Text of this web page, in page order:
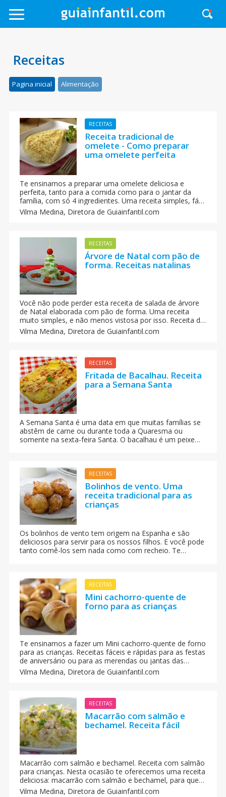
Receitas
Pagina inicial Alimentação
RECEITAS
Receita tradicional de
omelete - Como preparar
uma omelete perfeita
Te ensinamos a preparar uma omelete deliciosa e
perfeita, tanto para a comida como para o jantar da
família, com só 4 ingredientes. Uma receita simples, fácil
e com truques para a sua omelete saia perfeita e possa
surpreender os seus filhos e a toda a família. Siga a
arrependerá.
Vilma Medina, Diretora de Guiainfantil.com
RECEITAS
Árvore de Natal com pão de
forma. Receitas natalinas
Você não pode perder esta receita de salada de árvore
de Natal elaborada com pão de forma. Uma receita
muito simples, e não menos vistosa por isso. Receita de
Natal caseira para elaborar com a ajuda das crianças.
Na cozinha, as crianças podem aprender muito.
Vilma Medina, Diretora de Guiainfantil.com
RECEITAS
Fritada de Bacalhau. Receita
para a Semana Santa
A Semana Santa é uma data em que muitas famílias se
abstêm de carne ou durante toda a Quaresma ou
somente na sexta-feira Santa. O bacalhau é um peixe
RECEITAS
Bolinhos de vento. Uma
receita tradicional para as
crianças
Os bolinhos de vento tem origem na Espanha e são
deliciosos para servir para os nossos filhos. E você pode
tanto comê-los sem nada como com recheio. Te
RECEITAS
Mini cachorro-quente de
forno para as crianças
Te ensinamos a fazer um Mini cachorro-quente de forno
para as crianças. Receitas fáceis e rápidas para as festas
de aniversário ou para as merendas ou jantas das
crianças. Receitas para um pic-nic com as crianças.
Receitas para pic-nic com a família. Receitas fáceis e
Vilma Medina, Diretora de Guiainfantil.com
RECEITAS
Macarrão com salmão e
bechamel. Receita fácil
Macarrão com salmão e bechamel. Receita com salmão
para crianças. Nesta ocasião te oferecemos uma receita
deliciosa: macarrão com salmão e bechamel, para que
as crianças chupem os dedos!
Vilma Medina, Diretora de Guiainfantil.com